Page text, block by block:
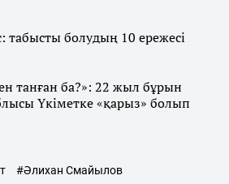
табысты болудың 10 ережесі
танған ба?»: 22 жыл бұрын
Үкіметке «қарыз» болып
#Әлихан Смайылов